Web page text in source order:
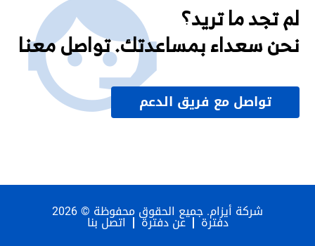
لم تجد ما تريد؟
نحن سعداء بمساعدتك. تواصل معنا
تواصل مع فريق الدعم
شركة أيزام. جميع الحقوق محفوظة © 2026
دفترة عن دفترة اتصل بنا